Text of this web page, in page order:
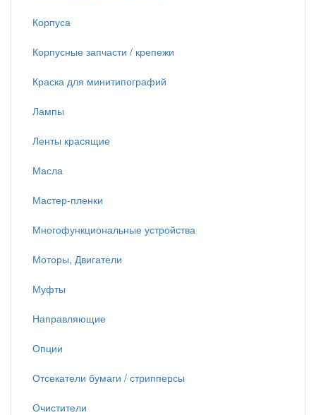
Корпуса
Корпусные запчасти / крепежи
Краска для минитипографий
Лампы
Ленты красящие
Масла
Мастер-пленки
Многофункциональные устройства
Моторы, Двигатели
Муфты
Направляющие
Опции
Отсекатели бумаги / стрипперсы
Очистители